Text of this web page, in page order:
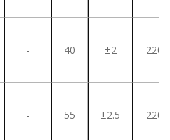
- 40 ±2 220
- 55 ±2.5 220